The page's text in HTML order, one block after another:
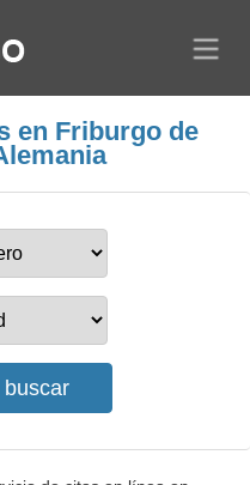
en Friburgo de